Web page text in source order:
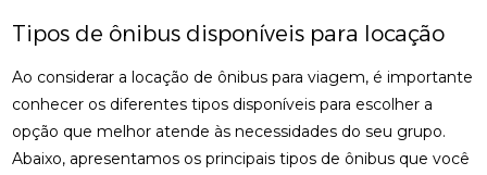
Tipos de ônibus disponíveis para locação
Ao considerar a locação de ônibus para viagem, é importante
conhecer os diferentes tipos disponíveis para escolher a
opção que melhor atende às necessidades do seu grupo.
Abaixo, apresentamos os principais tipos de ônibus que você